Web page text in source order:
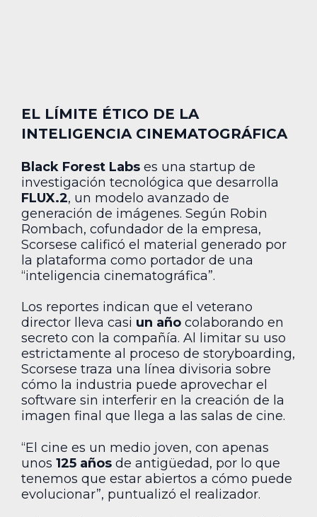
EL LÍMITE ÉTICO DE LA
INTELIGENCIA CINEMATOGRÁFICA
Black Forest Labs es una startup de
investigación tecnológica que desarrolla
FLUX.2, un modelo avanzado de
generación de imágenes. Según Robin
Rombach, cofundador de la empresa,
Scorsese calificó el material generado por
la plataforma como portador de una
“inteligencia cinematográfica”.
Los reportes indican que el veterano
director lleva casi un año colaborando en
secreto con la compañía. Al limitar su uso
estrictamente al proceso de storyboarding,
Scorsese traza una línea divisoria sobre
cómo la industria puede aprovechar el
software sin interferir en la creación de la
imagen final que llega a las salas de cine.
“El cine es un medio joven, con apenas
unos 125 años de antigüedad, por lo que
tenemos que estar abiertos a cómo puede
evolucionar”, puntualizó el realizador.